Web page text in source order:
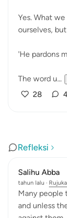
Yes. What
ourselves,
'He pardons
The word u...
28
Refleksi
Salihu Abba
tahun lalu ·
Many people
and unless